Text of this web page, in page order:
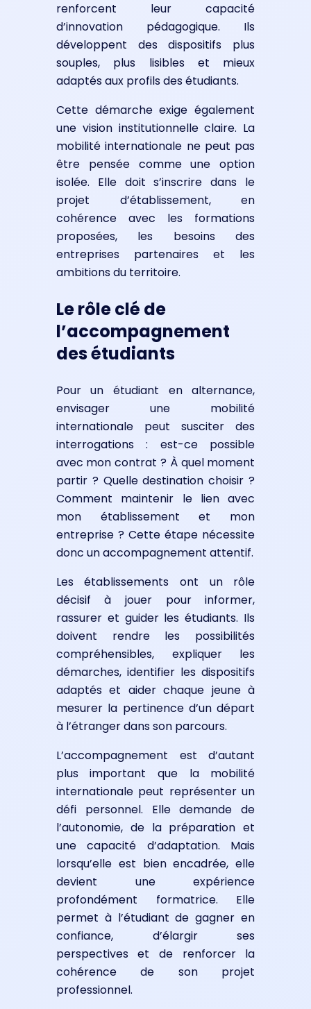
renforcent leur capacité
d’innovation pédagogique. Ils
développent des dispositifs plus
souples, plus lisibles et mieux
adaptés aux profils des étudiants.
Cette démarche exige également
une vision institutionnelle claire. La
mobilité internationale ne peut pas
être pensée comme une option
isolée. Elle doit s’inscrire dans le
projet d’établissement, en
cohérence avec les formations
proposées, les besoins des
entreprises partenaires et les
ambitions du territoire.
Le rôle clé de
l’accompagnement
des étudiants
Pour un étudiant en alternance,
envisager une mobilité
internationale peut susciter des
interrogations : est-ce possible
avec mon contrat ? À quel moment
partir ? Quelle destination choisir ?
Comment maintenir le lien avec
mon établissement et mon
entreprise ? Cette étape nécessite
donc un accompagnement attentif.
Les établissements ont un rôle
décisif à jouer pour informer,
rassurer et guider les étudiants. Ils
doivent rendre les possibilités
compréhensibles, expliquer les
démarches, identifier les dispositifs
adaptés et aider chaque jeune à
mesurer la pertinence d’un départ
à l’étranger dans son parcours.
L’accompagnement est d’autant
plus important que la mobilité
internationale peut représenter un
défi personnel. Elle demande de
l’autonomie, de la préparation et
une capacité d’adaptation. Mais
lorsqu’elle est bien encadrée, elle
devient une expérience
profondément formatrice. Elle
permet à l’étudiant de gagner en
confiance, d’élargir ses
perspectives et de renforcer la
cohérence de son projet
professionnel.